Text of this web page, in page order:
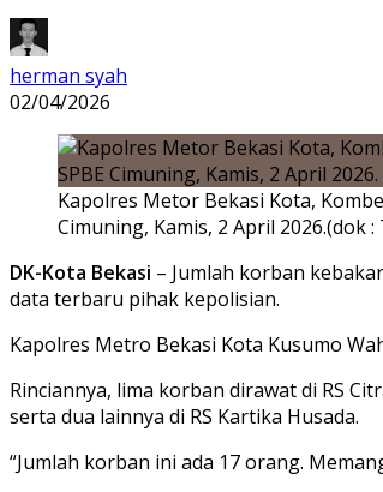
herman syah
02/04/2026
Kapolres Metor Bekasi Kota,
Cimuning, Kamis, 2 April 2026.(dok
DK-Kota Bekasi – Jumlah korban
data terbaru pihak kepolisian.
Kapolres Metro Bekasi Kota Kusumo
Rinciannya, lima korban dirawat di RS
serta dua lainnya di RS Kartika Husada.
“Jumlah korban ini ada 17 orang.